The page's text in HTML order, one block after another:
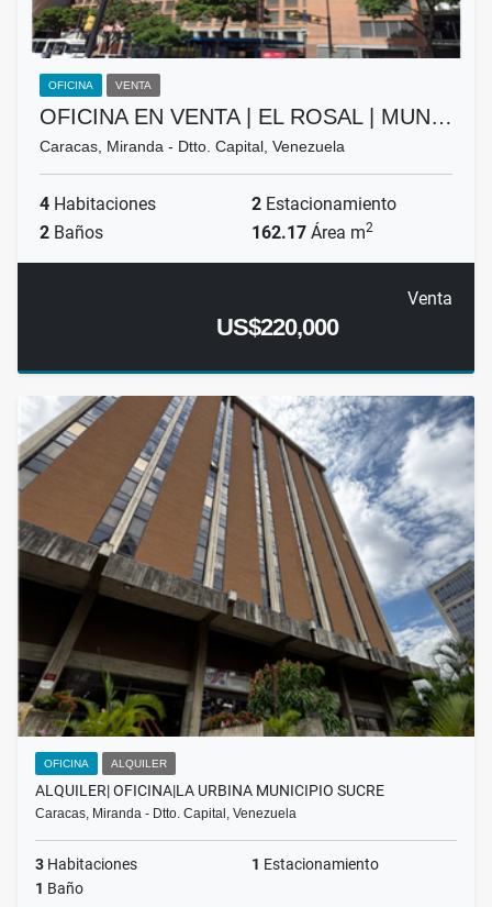
OFICINA VENTA
OFICINA EN VENTA | EL ROSAL | MUN…
Caracas, Miranda - Dtto. Capital, Venezuela
4 Habitaciones 2 Estacionamiento
2 Baños 162.17 Área m2
Venta
US$220,000
OFICINA ALQUILER
ALQUILER| OFICINA|LA URBINA MUNICIPIO SUCRE
Caracas, Miranda - Dtto. Capital, Venezuela
3 Habitaciones 1 Estacionamiento
1 Baño